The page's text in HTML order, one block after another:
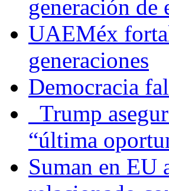
generación de
UAEMéx
generaciones
Democracia
Trump
“última
Suman en EU